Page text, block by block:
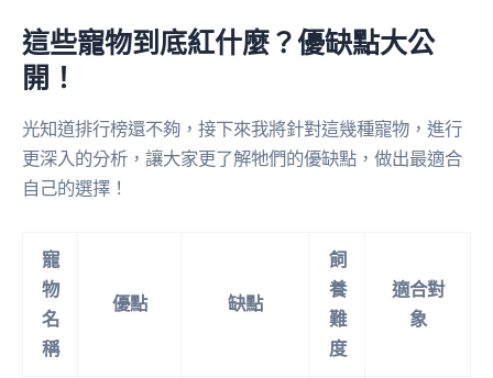
這些寵物到底紅什麼？優缺點大公
開！
光知道排行榜還不夠，接下來我將針對這幾種寵物，進行
更深入的分析，讓大家更了解牠們的優缺點，做出最適合
自己的選擇！
寵
物
名
稱
優點 缺點
飼
養
難
度
適合對
象